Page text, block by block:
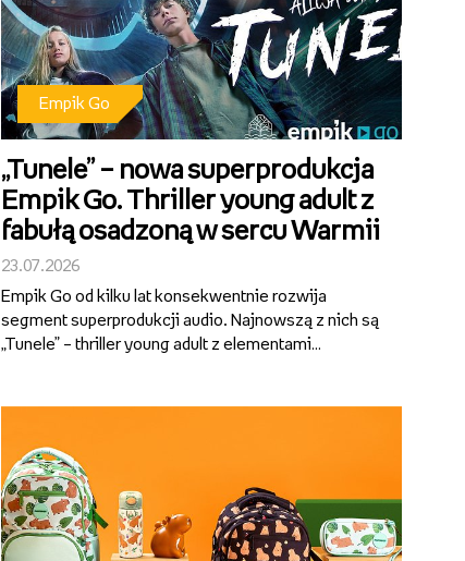
Empik Go
„Tunele” – nowa superprodukcja
Empik Go. Thriller young adult z
fabułą osadzoną w sercu Warmii
23.07.2026
Empik Go od kilku lat konsekwentnie rozwija
segment superprodukcji audio. Najnowszą z nich są
„Tunele” – thriller young adult z elementami